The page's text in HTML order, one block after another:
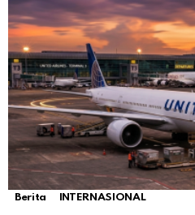
Berita INTERNASIONAL